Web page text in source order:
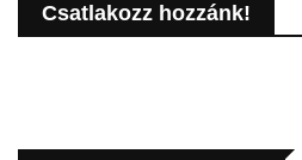
Csatlakozz hozzánk!